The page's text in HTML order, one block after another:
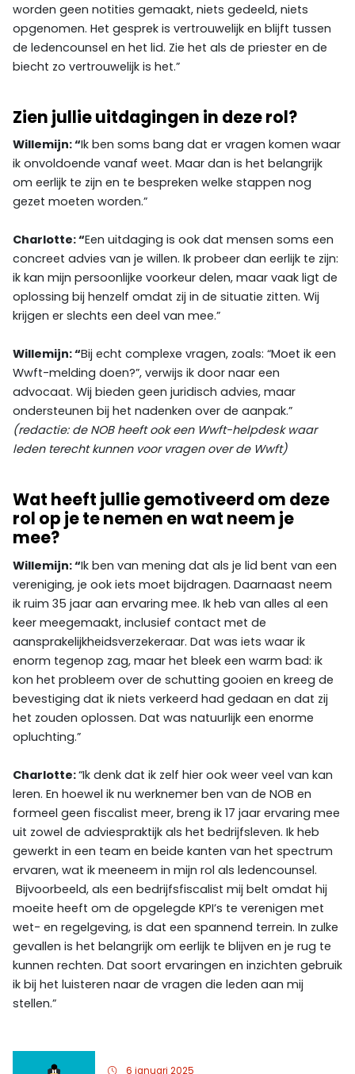
worden geen notities gemaakt, niets gedeeld, niets
opgenomen. Het gesprek is vertrouwelijk en blijft tussen
de ledencounsel en het lid. Zie het als de priester en de
biecht zo vertrouwelijk is het.”
Zien jullie uitdagingen in deze rol?
Willemijn: “Ik ben soms bang dat er vragen komen waar
ik onvoldoende vanaf weet. Maar dan is het belangrijk
om eerlijk te zijn en te bespreken welke stappen nog
gezet moeten worden.”
Charlotte: “Een uitdaging is ook dat mensen soms een
concreet advies van je willen. Ik probeer dan eerlijk te zijn:
ik kan mijn persoonlijke voorkeur delen, maar vaak ligt de
oplossing bij henzelf omdat zij in de situatie zitten. Wij
krijgen er slechts een deel van mee.”
Willemijn: “Bij echt complexe vragen, zoals: “Moet ik een
Wwft-melding doen?”, verwijs ik door naar een
advocaat. Wij bieden geen juridisch advies, maar
ondersteunen bij het nadenken over de aanpak.”
(redactie: de NOB heeft ook een Wwft-helpdesk waar
leden terecht kunnen voor vragen over de Wwft)
Wat heeft jullie gemotiveerd om deze
rol op je te nemen en wat neem je
mee?
Willemijn: “Ik ben van mening dat als je lid bent van een
vereniging, je ook iets moet bijdragen. Daarnaast neem
ik ruim 35 jaar aan ervaring mee. Ik heb van alles al een
keer meegemaakt, inclusief contact met de
aansprakelijkheidsverzekeraar. Dat was iets waar ik
enorm tegenop zag, maar het bleek een warm bad: ik
kon het probleem over de schutting gooien en kreeg de
bevestiging dat ik niets verkeerd had gedaan en dat zij
het zouden oplossen. Dat was natuurlijk een enorme
opluchting.”
Charlotte:“Ik denk dat ik zelf hier ook weer veel van kan
leren. En hoewel ik nu werknemer ben van de NOB en
formeel geen fiscalist meer, breng ik 17 jaar ervaring mee
uit zowel de adviespraktijk als het bedrijfsleven. Ik heb
gewerkt in een team en beide kanten van het spectrum
ervaren, wat ik meeneem in mijn rol als ledencounsel.
Bijvoorbeeld, als een bedrijfsfiscalist mij belt omdat hij
moeite heeft om de opgelegde KPI’s te verenigen met
wet- en regelgeving, is dat een spannend terrein. In zulke
gevallen is het belangrijk om eerlijk te blijven en je rug te
kunnen rechten. Dat soort ervaringen en inzichten gebruik
ik bij het luisteren naar de vragen die leden aan mij
stellen.”
6 januari 2025